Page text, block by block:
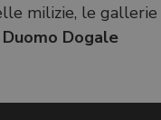
milizie, le
Duomo Dogale